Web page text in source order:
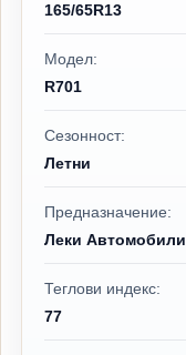
165/65R13
Модел:
R701
Сезонност:
Летни
Предназначение:
Леки Автомобили
Теглови индекс:
77